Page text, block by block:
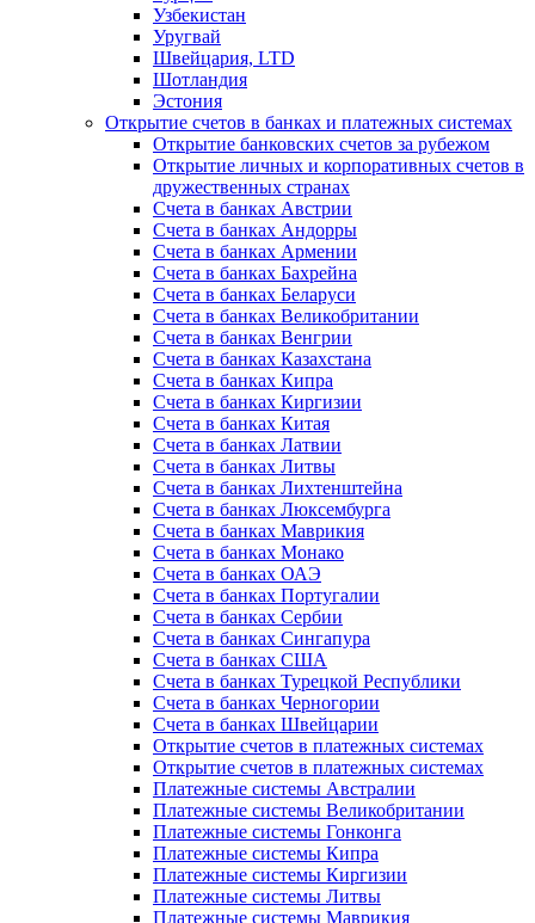
Узбекистан
Уругвай
Швейцария, LTD
Шотландия
Эстония
Открытие счетов в банках и платежных системах
Открытие банковских счетов за рубежом
Открытие личных и корпоративных счетов в
дружественных странах
Счета в банках Австрии
Счета в банках Андорры
Счета в банках Армении
Счета в банках Бахрейна
Счета в банках Беларуси
Счета в банках Великобритании
Счета в банках Венгрии
Счета в банках Казахстана
Счета в банках Кипра
Счета в банках Киргизии
Счета в банках Китая
Счета в банках Латвии
Счета в банках Литвы
Счета в банках Лихтенштейна
Счета в банках Люксембурга
Счета в банках Маврикия
Счета в банках Монако
Счета в банках ОАЭ
Счета в банках Португалии
Счета в банках Сербии
Счета в банках Сингапура
Счета в банках США
Счета в банках Турецкой Республики
Счета в банках Черногории
Счета в банках Швейцарии
Открытие счетов в платежных системах
Открытие счетов в платежных системах
Платежные системы Австралии
Платежные системы Великобритании
Платежные системы Гонконга
Платежные системы Кипра
Платежные системы Киргизии
Платежные системы Литвы
Платежные системы Маврикия